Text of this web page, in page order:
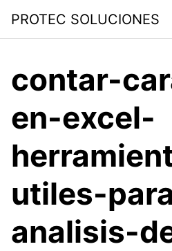
PROTEC SOLUCIONES
contar-
en-excel-
utiles-
analisis-